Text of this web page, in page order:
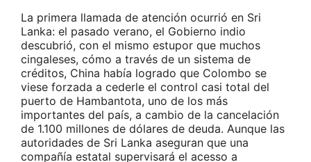
La primera llamada de atención ocurrió en Sri
Lanka: el pasado verano, el Gobierno indio
descubrió, con el mismo estupor que muchos
cingaleses, cómo a través de un sistema de
créditos, China había logrado que Colombo se
viese forzada a cederle el control casi total del
puerto de Hambantota, uno de los más
importantes del país, a cambio de la cancelación
de 1.100 millones de dólares de deuda. Aunque las
autoridades de Sri Lanka aseguran que una
compañía estatal supervisará el acesso a